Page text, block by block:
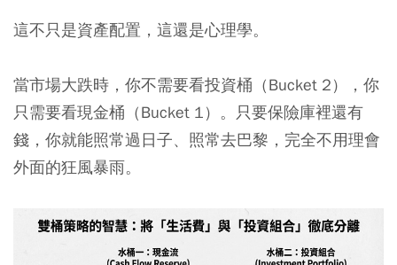
這不只是資產配置，這還是心理學。
當市場大跌時，你不需要看投資桶（Bucket 2），你
只需要看現金桶（Bucket 1）。只要保險庫裡還有
錢，你就能照常過日子、照常去巴黎，完全不用理會
外面的狂風暴雨。